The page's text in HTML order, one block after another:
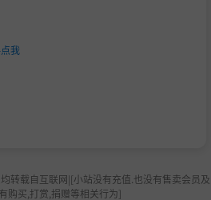
我
转载自互联网|[小站没有充值.也没有售卖会员及
购买,打赏,捐赠等相关行为]